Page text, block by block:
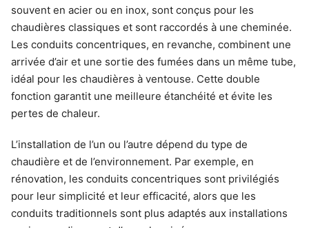
souvent en acier ou en inox, sont conçus pour les
chaudières classiques et sont raccordés à une cheminée.
Les conduits concentriques, en revanche, combinent une
arrivée d’air et une sortie des fumées dans un même tube,
idéal pour les chaudières à ventouse. Cette double
fonction garantit une meilleure étanchéité et évite les
pertes de chaleur.
L’installation de l’un ou l’autre dépend du type de
chaudière et de l’environnement. Par exemple, en
rénovation, les conduits concentriques sont privilégiés
pour leur simplicité et leur efficacité, alors que les
conduits traditionnels sont plus adaptés aux installations